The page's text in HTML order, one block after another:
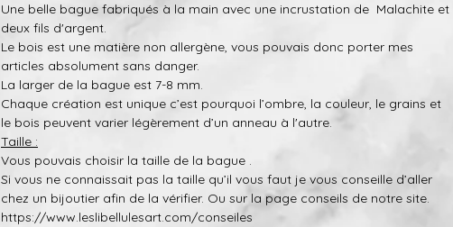
Une belle bague fabriqués à la main avec une incrustation de Malachite et
deux fils d'argent.
Le bois est une matière non allergène, vous pouvais donc porter mes
articles absolument sans danger.
La larger de la bague est 7-8 mm.
Chaque création est unique c’est pourquoi l’ombre, la couleur, le grains et
le bois peuvent varier légèrement d’un anneau à l'autre.
Taille :
Vous pouvais choisir la taille de la bague .
Si vous ne connaissait pas la taille qu’il vous faut je vous conseille d’aller
chez un bijoutier afin de la vérifier. Ou sur la page conseils de notre site.
https://www.leslibellulesart.com/conseiles